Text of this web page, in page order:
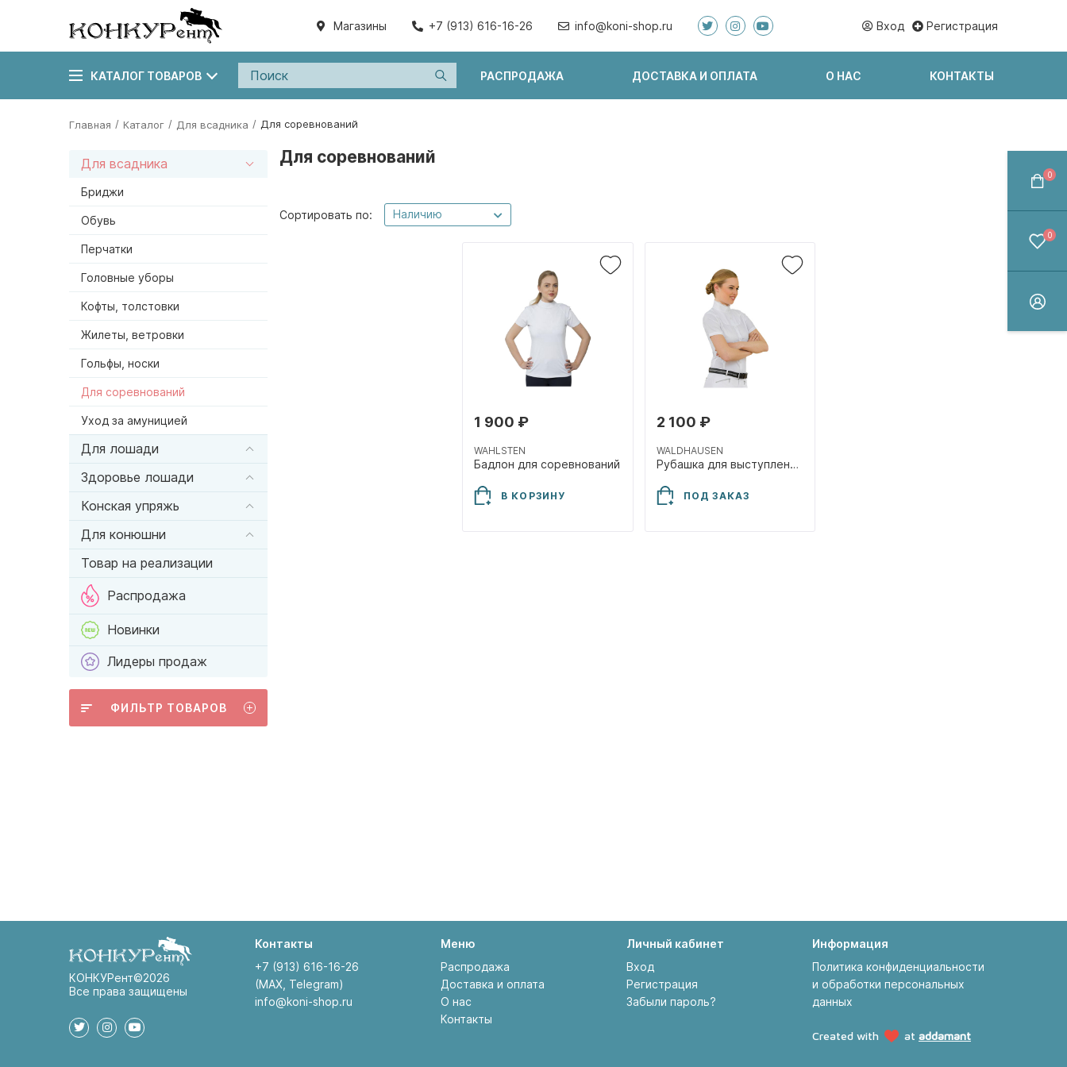
Магазины +7 (913) 616-16-26 info@koni-shop.ru Вход Регистрация
КАТАЛОГ ТОВАРОВ РАСПРОДАЖА ДОСТАВКА И ОПЛАТА О НАС КОНТАКТЫ
Главная / Каталог / Для всадника / Для соревнований
Для всадника
Бриджи
Обувь
Перчатки
Головные уборы
Кофты, толстовки
Жилеты, ветровки
Гольфы, носки
Для соревнований
Уход за амуницией
Для лошади
Здоровье лошади
Конская упряжь
Для конюшни
Товар на реализации
Распродажа
Новинки
Лидеры продаж
ФИЛЬТР ТОВАРОВ
Для соревнований
Сортировать по: Наличию
1 900 ₽
WAHLSTEN
Бадлон для соревнований
В КОРЗИНУ
2 100 ₽
WALDHAUSEN
Рубашка для выступлений Carol
ПОД ЗАКАЗ
0
0
КОНКУРент©2026
Все права защищены
Контакты
+7 (913) 616-16-26
(MAX, Telegram)
info@koni-shop.ru
Меню
Распродажа
Доставка и оплата
О нас
Контакты
Личный кабинет
Вход
Регистрация
Забыли пароль?
Информация
Политика конфиденциальности
и обработки персональных
данных
Created with at addamant